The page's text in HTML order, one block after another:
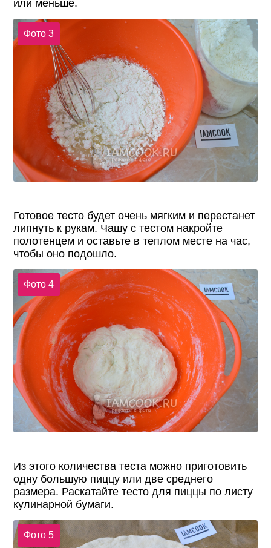
или меньше.
Фото 3
Готовое тесто будет очень мягким и перестанет
липнуть к рукам. Чашу с тестом накройте
полотенцем и оставьте в теплом месте на час,
чтобы оно подошло.
Фото 4
Из этого количества теста можно приготовить
одну большую пиццу или две среднего
размера. Раскатайте тесто для пиццы по листу
кулинарной бумаги.
Фото 5